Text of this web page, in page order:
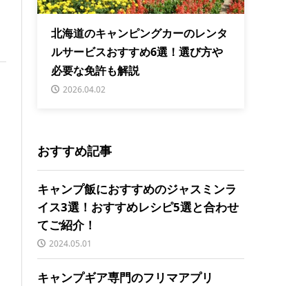
北海道のキャンピングカーのレンタ
ルサービスおすすめ6選！選び方や
必要な免許も解説
2026.04.02
おすすめ記事
キャンプ飯におすすめのジャスミンラ
イス3選！おすすめレシピ5選と合わせ
てご紹介！
2024.05.01
キャンプギア専門のフリマアプリ